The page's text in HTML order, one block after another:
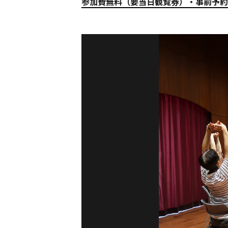
参加費無料（要当日観覧券）・事前予